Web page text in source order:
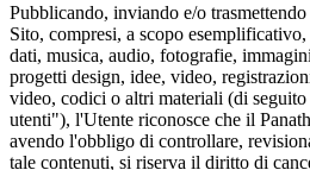
Pubblicando, inviando e/o
Sito, compresi, a scopo
dati, musica, audio, fotografie,
progetti design, idee, video,
video, codici o altri materiali (di
utenti"), l'Utente riconosce che il
avendo l'obbligo di controllare,
tale contenuti, si riserva il diritto di